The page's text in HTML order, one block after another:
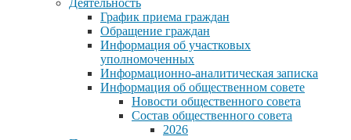
График приема граждан
Обращение граждан
Информация об участковых
уполномоченных
Информационно-аналитическая записка
Информация об общественном совете
Новости общественного совета
Состав общественного совета
2026